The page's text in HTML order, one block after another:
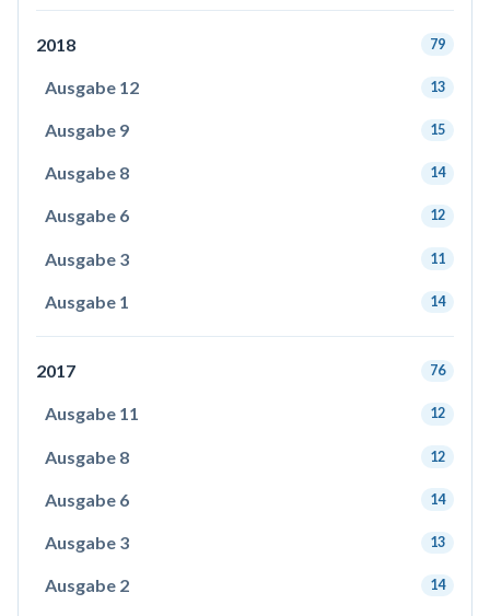
2018 79
Ausgabe 12 13
Ausgabe 9 15
Ausgabe 8 14
Ausgabe 6 12
Ausgabe 3 11
Ausgabe 1 14
2017 76
Ausgabe 11 12
Ausgabe 8 12
Ausgabe 6 14
Ausgabe 3 13
Ausgabe 2 14